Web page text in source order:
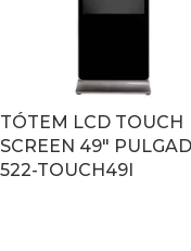
TÓTEM LCD TOUCH
SCREEN 49″
522-TOUCH49I